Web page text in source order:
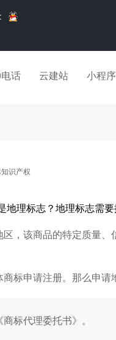
话 云建站 小程序
识产权
地理标志？地理标志需
该商品的特定质量、
申请注册。那么申请
标代理委托书》。